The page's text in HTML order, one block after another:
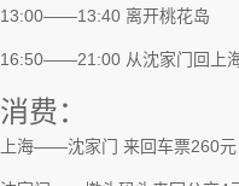
13:00——13:40 离开桃花岛
16:50——21:00 从沈家门回上
消费：
上海——沈家门 来回车票260元